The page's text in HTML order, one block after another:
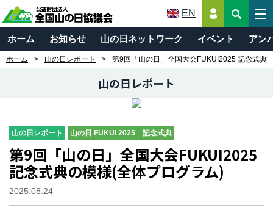
EN
ホーム お知らせ 山の日ネットワーク イベント アン
ホーム 山の日レポート 第9回「山の日」全国大会FUKUI2025 記念式典
山の日レポート
山の日レポート 山の日 FUKUI 2025 記念式典
第9回「山の日」全国大会FUKUI2025
記念式典の模様(全体プログラム)
2025.08.24